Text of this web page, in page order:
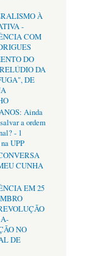
À
-
COM
DO
DA
DE
Ainda
a ordem
- 1
UPP
CUNHA
EM 25
NO
DE